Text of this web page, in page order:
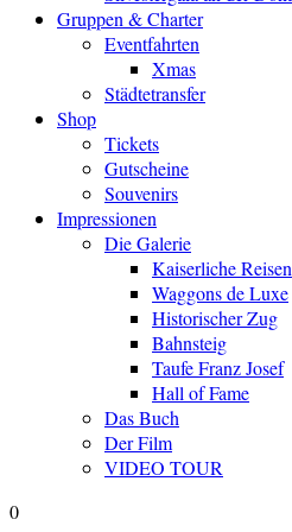
Gruppen & Charter
Eventfahrten
Xmas
Städtetransfer
Shop
Tickets
Gutscheine
Souvenirs
Impressionen
Die Galerie
Kaiserliche Reisen
Waggons de Luxe
Historischer Zug
Bahnsteig
Taufe Franz Josef
Hall of Fame
Das Buch
Der Film
VIDEO TOUR
0